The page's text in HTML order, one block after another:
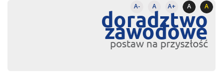
A- A A+ A A
doradztwo
zawodowe
postaw na przyszłość